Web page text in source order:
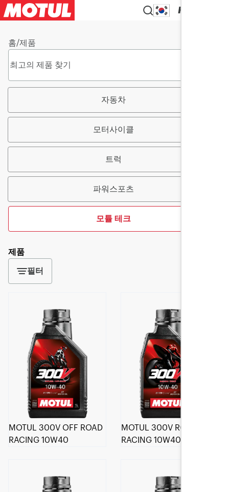
KO
홈/제품
자동차
모터사이클
트럭
파워스포츠
모튤 테크
제품
필터
MOTUL 300V OFF ROAD
RACING 10W40
MOTUL 300V ROAD
RACING 10W40